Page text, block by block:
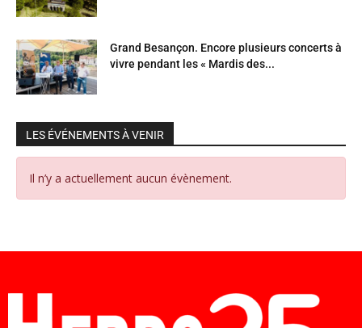
Grand Besançon. Encore plusieurs concerts à
vivre pendant les « Mardis des...
LES ÉVÉNEMENTS À VENIR
Il n’y a actuellement aucun évènement.